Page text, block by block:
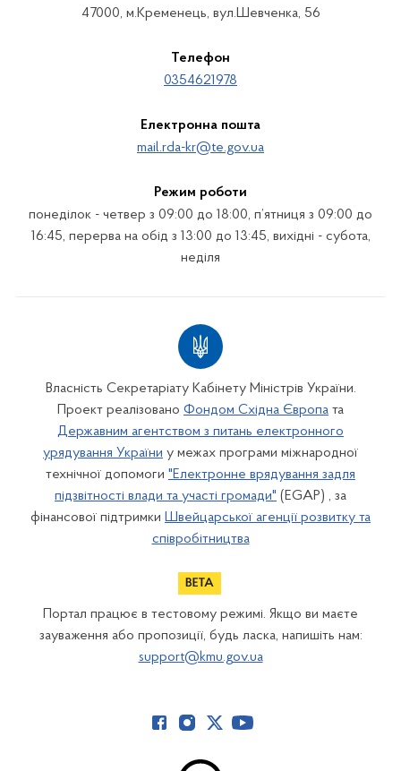
47000, м.Кременець, вул.Шевченка, 56
Телефон
0354621978
Електронна пошта
mail.rda-kr@te.gov.ua
Режим роботи
понеділок - четвер з 09:00 до 18:00, п’ятниця з 09:00 до
16:45, перерва на обід з 13:00 до 13:45, вихідні - субота,
неділя
Власність Секретаріату Кабінету Міністрів України.
Проект реалізовано Фондом Східна Європа та
Державним агентством з питань електронного
урядування України у межах програми міжнародної
технічної допомоги "Електронне врядування задля
підзвітності влади та участі громади" (EGAP) , за
фінансової підтримки Швейцарської агенції розвитку та
співробітництва
Портал працює в тестовому режимі. Якщо ви маєте
зауваження або пропозиції, будь ласка, напишіть нам:
support@kmu.gov.ua